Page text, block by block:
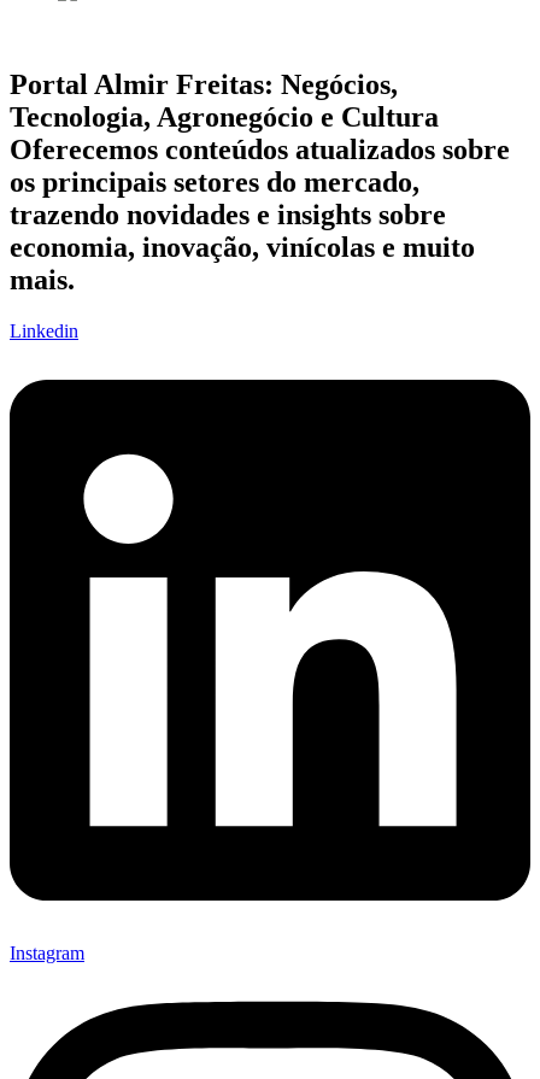
Portal Almir Freitas: Negócios,
Tecnologia, Agronegócio e Cultura
Oferecemos conteúdos atualizados sobre
os principais setores do mercado,
trazendo novidades e insights sobre
economia, inovação, vinícolas e muito
mais.
Linkedin
Instagram